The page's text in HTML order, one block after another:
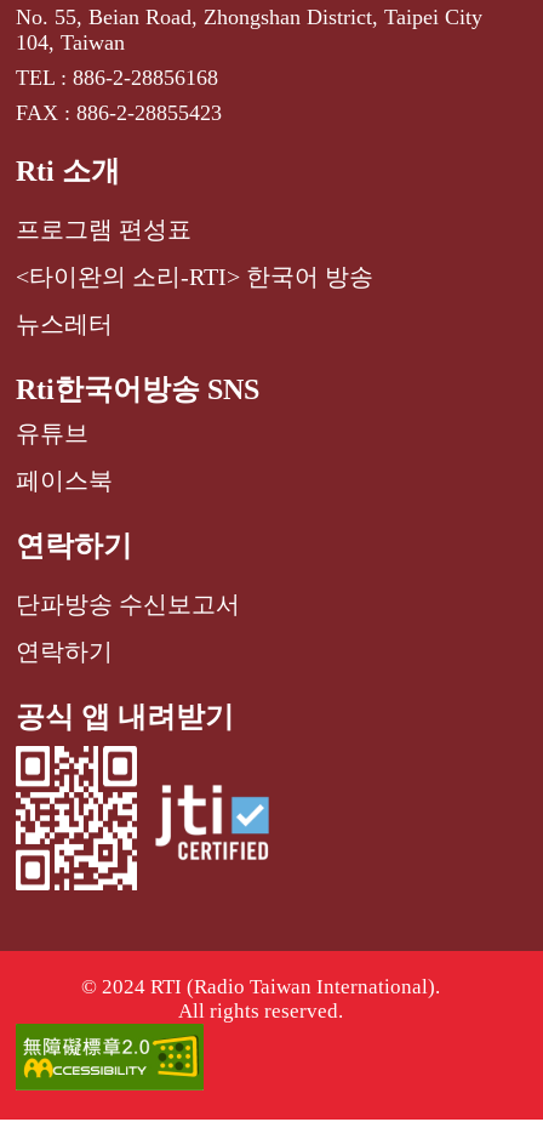
No. 55, Beian Road, Zhongshan District, Taipei City
104, Taiwan
TEL : 886-2-28856168
FAX : 886-2-28855423
Rti 소개
프로그램 편성표
<타이완의 소리-RTI> 한국어 방송
뉴스레터
Rti한국어방송 SNS
유튜브
페이스북
연락하기
단파방송 수신보고서
연락하기
공식 앱 내려받기
© 2024 RTI (Radio Taiwan International).
All rights reserved.